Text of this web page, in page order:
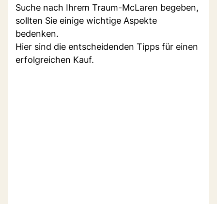
Suche nach Ihrem Traum-McLaren begeben,
sollten Sie einige wichtige Aspekte
bedenken.
Hier sind die entscheidenden Tipps für einen
erfolgreichen Kauf.